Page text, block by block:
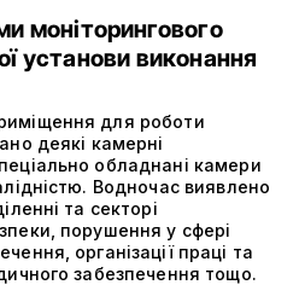
моніторингового
установи виконання
для роботи
деякі камерні
обладнані камери
Водночас виявлено
та секторі
порушення у сфері
організації праці та
забезпечення тощо.